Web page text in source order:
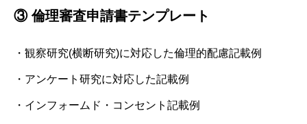
③ 倫理審査申請書テンプレート
・観察研究(横断研究)に対応した倫理的配慮記載例
・アンケート研究に対応した記載例
・インフォームド・コンセント記載例